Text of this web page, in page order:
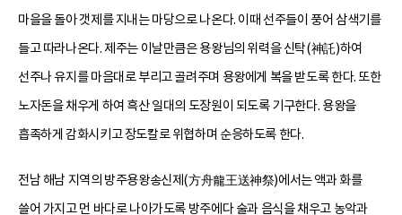
마을을 돌아 갯제를 지내는 마당으로 나온다. 이때 선주들이 풍어 삼색기를
들고 따라나온다. 제주는 이날만큼은 용왕님의 위력을 신탁(神託)하여
선주나 유지를 마음대로 부리고 골려주며 용왕에게 복을 받도록 한다. 또한
노자돈을 채우게 하여 흑산 일대의 도장원이 되도록 기구한다. 용왕을
흡족하게 감화시키고 장도칼로 위협하며 순응하도록 한다.
전남 해남 지역의 방주용왕송신제(方舟龍王送神祭)에서는 액과 화를
쓸어 가지고 먼 바다로 나아가도록 방주에다 술과 음식을 채우고 농악과